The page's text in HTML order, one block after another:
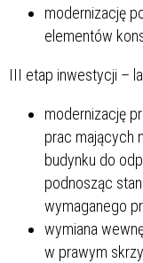
modernizację
elementów
III etap inwestycji –
modernizację
prac mających
budynku do
podnosząc
wymaganego
wymiana
w prawym